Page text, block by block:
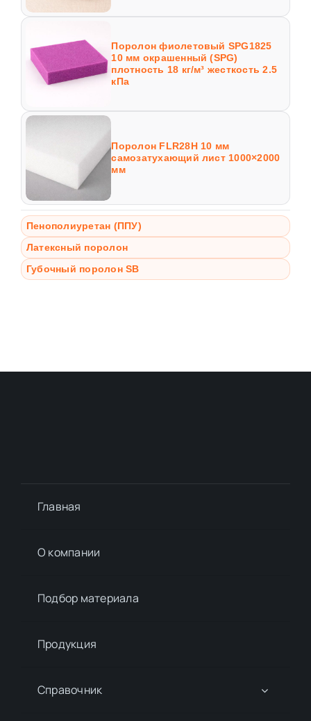
Поролон фиолетовый SPG1825
10 мм окрашенный (SPG)
плотность 18 кг/м³ жесткость 2.5
кПа
Поролон FLR28H 10 мм
самозатухающий лист 1000×2000
мм
Пенополиуретан (ППУ)
Латексный поролон
Губочный поролон SB
Главная
О компании
Подбор материалa
Продукция
Справочник